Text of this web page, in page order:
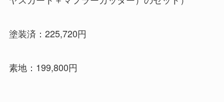
塗装済：225,720円
素地：199,800円